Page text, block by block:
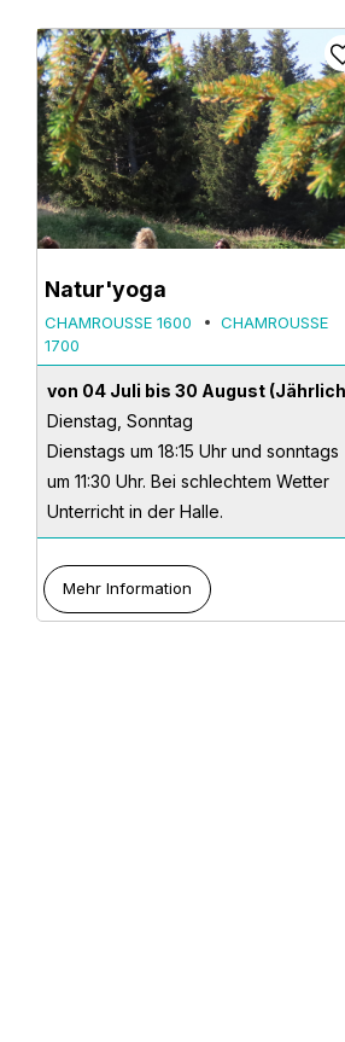
Natur'yoga
CHAMROUSSE 1600
CHAMROUSSE
1700
von 04 Juli bis 30 August
Dienstag, Sonntag
Dienstags um 18:15 Uhr und sonntags
um 11:30 Uhr. Bei schlechtem Wetter
Unterricht in der Halle.
Mehr Information